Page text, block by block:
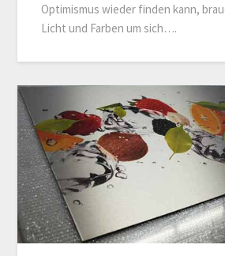
Optimismus wieder finden kann,
Licht und Farben um sich….